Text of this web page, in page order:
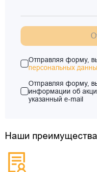
Отправляя форму,
персональных
Отправляя форму,
информации об
указанный e-mail
Наши преимущества